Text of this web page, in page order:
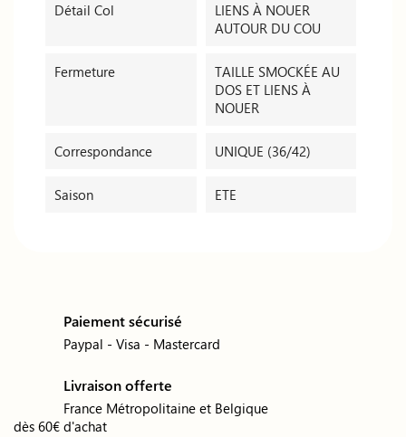
Détail Col
LIENS À NOUER
AUTOUR DU COU
Fermeture
TAILLE SMOCKÉE AU
DOS ET LIENS À
NOUER
Correspondance UNIQUE (36/42)
Saison ETE
Paiement sécurisé
Paypal - Visa - Mastercard
Livraison offerte
France Métropolitaine et Belgique
dès 60€ d'achat